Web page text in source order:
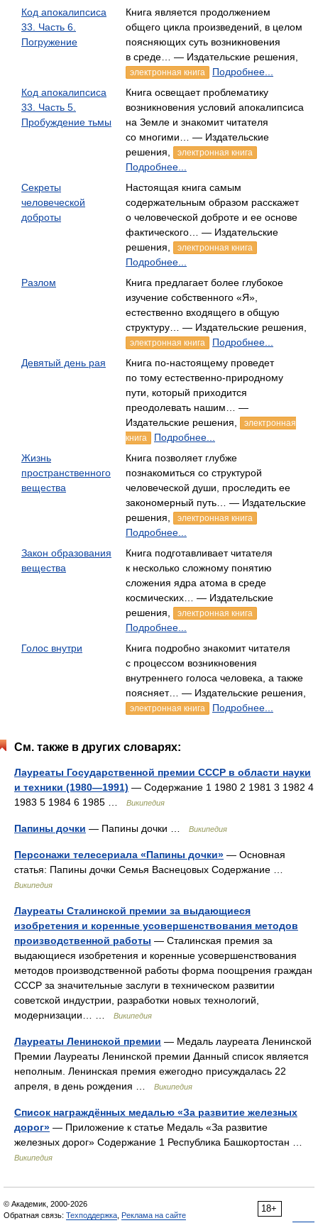
Код апокалипсиса
33. Часть 6.
Погружение
Книга является продолжением
общего цикла произведений, в целом
поясняющих суть возникновения
в среде… — Издательские решения,
электронная книга
Подробнее...
Код апокалипсиса
33. Часть 5.
Пробуждение тьмы
Книга освещает проблематику
возникновения условий апокалипсиса
на Земле и знакомит читателя
со многими… — Издательские
решения,
электронная книга
Подробнее...
Секреты
человеческой
доброты
Настоящая книга самым
содержательным образом расскажет
о человеческой доброте и ее основе
фактического… — Издательские
решения,
электронная книга
Подробнее...
Разлом
Книга предлагает более глубокое
изучение собственного «Я»,
естественно входящего в общую
структуру… — Издательские решения,
электронная книга
Подробнее...
Девятый день рая
Книга по-настоящему проведет
по тому естественно-природному
пути, который приходится
преодолевать нашим… —
Издательские решения,
электронная
книга
Подробнее...
Жизнь
пространственного
вещества
Книга позволяет глубже
познакомиться со структурой
человеческой души, проследить ее
закономерный путь… — Издательские
решения,
электронная книга
Подробнее...
Закон образования
вещества
Книга подготавливает читателя
к несколько сложному понятию
сложения ядра атома в среде
космических… — Издательские
решения,
электронная книга
Подробнее...
Голос внутри
Книга подробно знакомит читателя
с процессом возникновения
внутреннего голоса человека, а также
поясняет… — Издательские решения,
электронная книга Подробнее...
См. также в других словарях:
Лауреаты Государственной премии СССР в области науки
и техники (1980—1991) — Содержание 1 1980 2 1981 3 1982 4
1983 5 1984 6 1985 …
Википедия
Папины дочки — Папины дочки … Википедия
Персонажи телесериала «Папины дочки» — Основная
статья: Папины дочки Семья Васнецовых Содержание …
Википедия
Лауреаты Сталинской премии за выдающиеся
изобретения и коренные усовершенствования методов
производственной работы — Сталинская премия за
выдающиеся изобретения и коренные усовершенствования
методов производственной работы форма поощрения граждан
СССР за значительные заслуги в техническом развитии
советской индустрии, разработки новых технологий,
модернизации… …
Википедия
Лауреаты Ленинской премии — Медаль лауреата Ленинской
Премии Лауреаты Ленинской премии Данный список является
неполным. Ленинская премия ежегодно присуждалась 22
апреля, в день рождения …
Википедия
Список награждённых медалью «За развитие железных
дорог» — Приложение к статье Медаль «За развитие
железных дорог» Содержание 1 Республика Башкортостан …
Википедия
18+
© Академик, 2000-2026
Обратная связь: Техподдержка Реклама на сайте